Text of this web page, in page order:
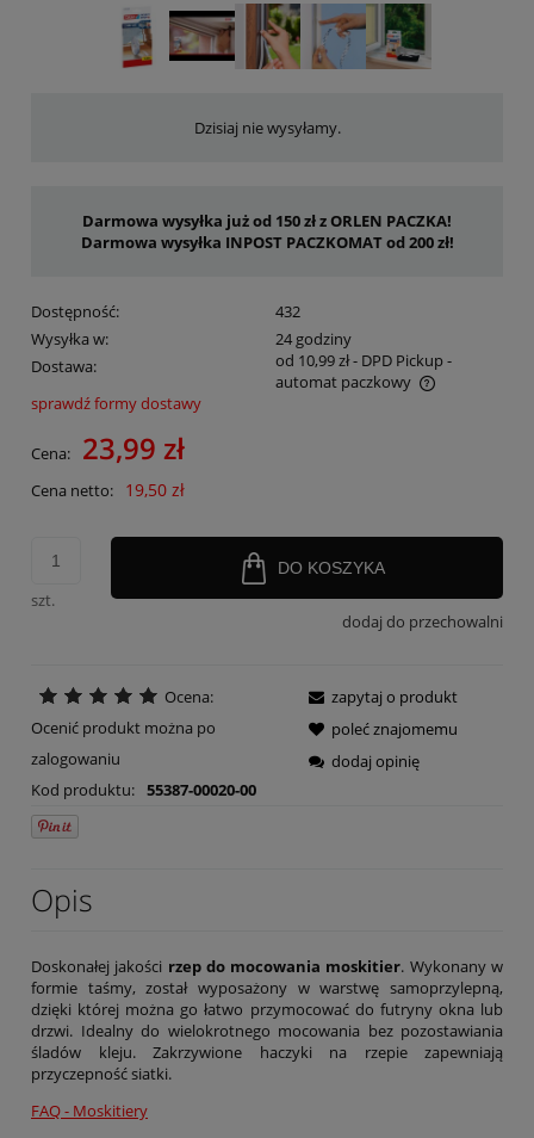
Dzisiaj nie wysyłamy.
Darmowa wysyłka już od 150 zł z ORLEN PACZKA!
Darmowa wysyłka INPOST PACZKOMAT od 200 zł!
Dostępność:
432
Wysyłka w:
24 godziny
Dostawa:
od 10,99 zł- DPD Pickup -
automat paczkowy
Cena nie zawiera ewentualnych kosztów płatności
sprawdź formy dostawy
Cena: 23,99 zł
Cena netto: 19,50 zł
szt.
DO KOSZYKA
dodaj do przechowalni
Ocena:
Ocenić produkt można po
zalogowaniu
Kod produktu: 55387-00020-00
zapytaj o produkt
poleć znajomemu
dodaj opinię
Opis
Doskonałej jakości rzep do mocowania moskitier. Wykonany w
formie taśmy, został wyposażony w warstwę samoprzylepną,
dzięki której można go łatwo przymocować do futryny okna lub
drzwi. Idealny do wielokrotnego mocowania bez pozostawiania
śladów kleju. Zakrzywione haczyki na rzepie zapewniają
przyczepność siatki.
FAQ - Moskitiery